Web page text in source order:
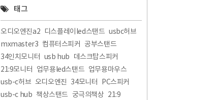
태그
오디오엔진a2 디스플레이led스탠드 usbc허브
mxmaster3 컴퓨터스피커
공부스탠드
34인치모니터
usb hub
데스크탑스피커
21:9모니터
업무용led스탠드 업무용마우스
usb-c허브 오디오엔진 34모니터
PC스피커
usb-c hub 책상스탠드 궁극의책상 21:9